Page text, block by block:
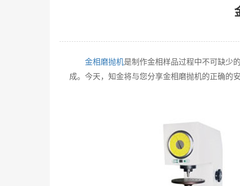
金相磨抛机是制作金相样品过程中不可缺少
成。今天，知金将与您分享金相磨抛机的正确的